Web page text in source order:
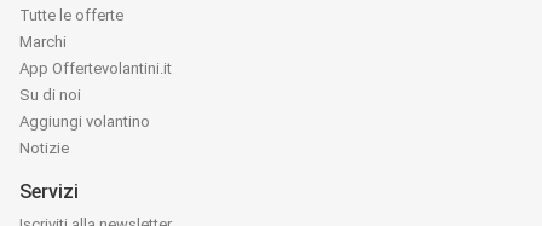
Tutte le offerte
Marchi
App Offertevolantini.it
Su di noi
Aggiungi volantino
Notizie
Servizi